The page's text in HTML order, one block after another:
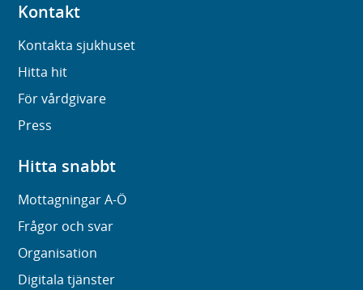
Kontakt
Kontakta sjukhuset
Hitta hit
För vårdgivare
Press
Hitta snabbt
Mottagningar A-Ö
Frågor och svar
Organisation
Digitala tjänster